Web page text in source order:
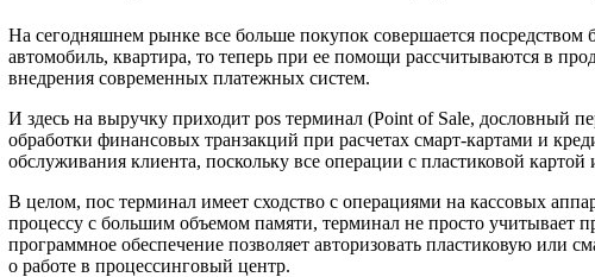
На сегодняшнем рынке все больше покупок совершается
автомобиль, квартира, то теперь при ее помощи рассчитываются в
внедрения современных платежных систем.
И здесь на выручку приходит pos терминал (Point of Sale, дословный
обработки финансовых транзакций при расчетах смарт-картами и
обслуживания клиента, поскольку все операции с пластиковой
В целом, пос терминал имеет сходство с операциями на кассовых
процессу с большим объемом памяти, терминал не просто учитывает
программное обеспечение позволяет авторизовать пластиковую или
о работе в процессинговый центр.